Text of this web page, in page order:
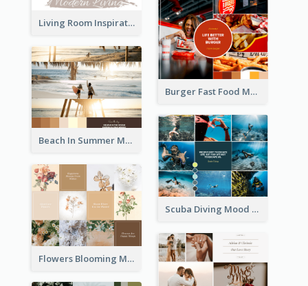
Living Room Inspiration Mood Board
Burger Fast Food Mood Board
Beach In Summer Mood Board
Scuba Diving Mood Board
Flowers Blooming Mood Board